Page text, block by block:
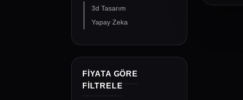
3d Tasarım
Yapay Zeka
FIYATA GÖRE
FILTRELE